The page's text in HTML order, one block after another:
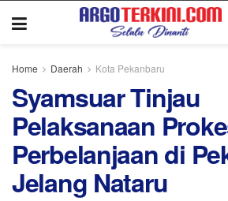
Home Daerah Kota Pekanbaru
Syamsuar Tinjau
Pelaksanaan
Perbelanjaan di
Jelang Nataru